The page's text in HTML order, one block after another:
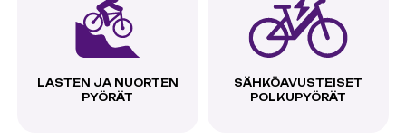
LASTEN JA NUORTEN
PYÖRÄT
SÄHKÖAVUSTEISET
POLKUPYÖRÄT